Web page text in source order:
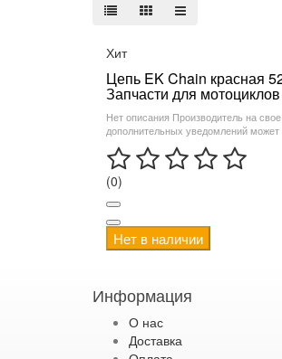
Хит
Цепь EK Chain красная
Запчасти для мотоциклов
Нет описания Производитель на
дополнительных уведомлений может
(0)
Нет в наличии
Информация
О нас
Доставка